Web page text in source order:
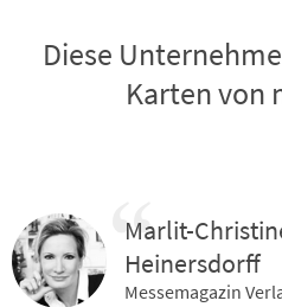
Diese
Karten von
Marlit-
Heinersdorff
Messemagazin